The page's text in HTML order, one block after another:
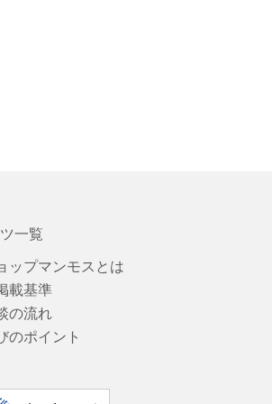
一覧
ップマンモスとは
載基準
の流れ
のポイント